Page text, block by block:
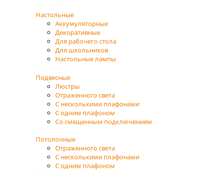
Настольные
Аккумуляторные
Декоративные
Для рабочего стола
Для школьников
Настольные лампы
Подвесные
Люстры
Отраженного света
С несколькими плафонами
С одним плафоном
Со смещенным подключением
Потолочные
Отраженного света
С несколькими плафонами
С одним плафоном